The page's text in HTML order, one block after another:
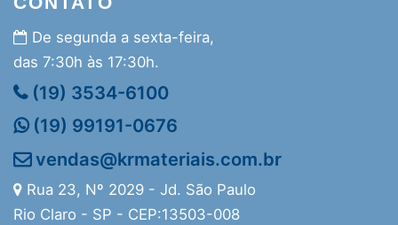
De segunda a sexta-feira,
das 7:30h às 17:30h.
(19) 3534-6100
(19) 99191-0676
vendas@krmateriais.com.br
Rua 23, Nº 2029 - Jd. São Paulo
Rio Claro - SP - CEP:13503-008